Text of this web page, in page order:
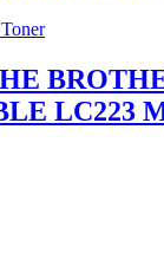
LC223